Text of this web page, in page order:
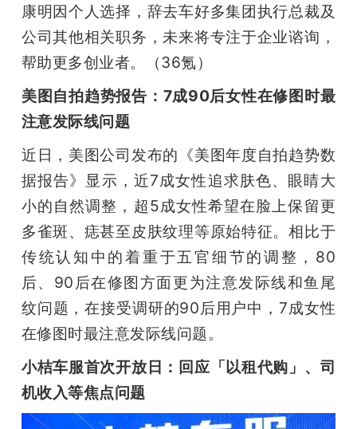
康明因个人选择，辞去车好多集团执行总裁及
公司其他相关职务，未来将专注于企业谘询，
帮助更多创业者。（36氪）
美图自拍趋势报告：7成90后女性在修图时最
注意发际线问题
近日，美图公司发布的《美图年度自拍趋势数
据报告》显示，近7成女性追求肤色、眼睛大
小的自然调整，超5成女性希望在脸上保留更
多雀斑、痣甚至皮肤纹理等原始特征。相比于
传统认知中的着重于五官细节的调整，80
后、90后在修图方面更为注意发际线和鱼尾
纹问题，在接受调研的90后用户中，7成女性
在修图时最注意发际线问题。
小桔车服首次开放日：回应「以租代购」、司
机收入等焦点问题